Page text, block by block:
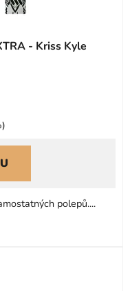
- Kriss Kyle
polepů....